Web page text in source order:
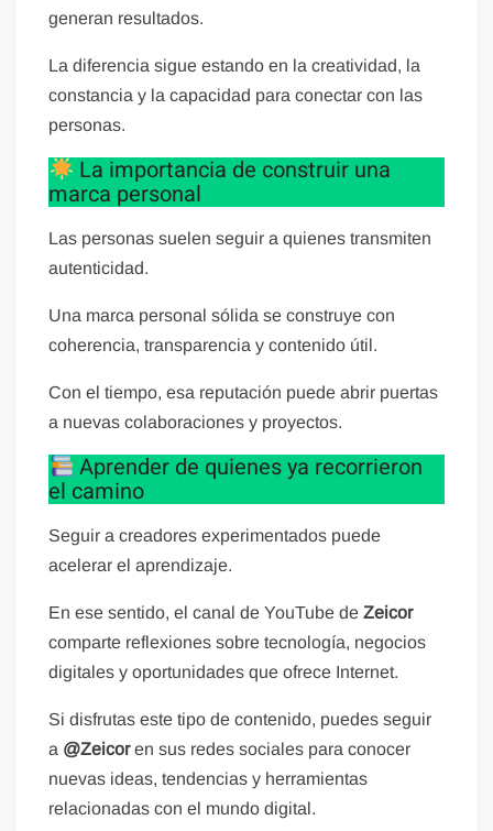
generan resultados.
La diferencia sigue estando en la creatividad, la
constancia y la capacidad para conectar con las
personas.
La importancia de construir una
marca personal
Las personas suelen seguir a quienes transmiten
autenticidad.
Una marca personal sólida se construye con
coherencia, transparencia y contenido útil.
Con el tiempo, esa reputación puede abrir puertas
a nuevas colaboraciones y proyectos.
Aprender de quienes ya recorrieron
el camino
Seguir a creadores experimentados puede
acelerar el aprendizaje.
En ese sentido, el canal de YouTube deZeicor
comparte reflexiones sobre tecnología, negocios
digitales y oportunidades que ofrece Internet.
Si disfrutas este tipo de contenido, puedes seguir
a @Zeicoren sus redes sociales para conocer
nuevas ideas, tendencias y herramientas
relacionadas con el mundo digital.